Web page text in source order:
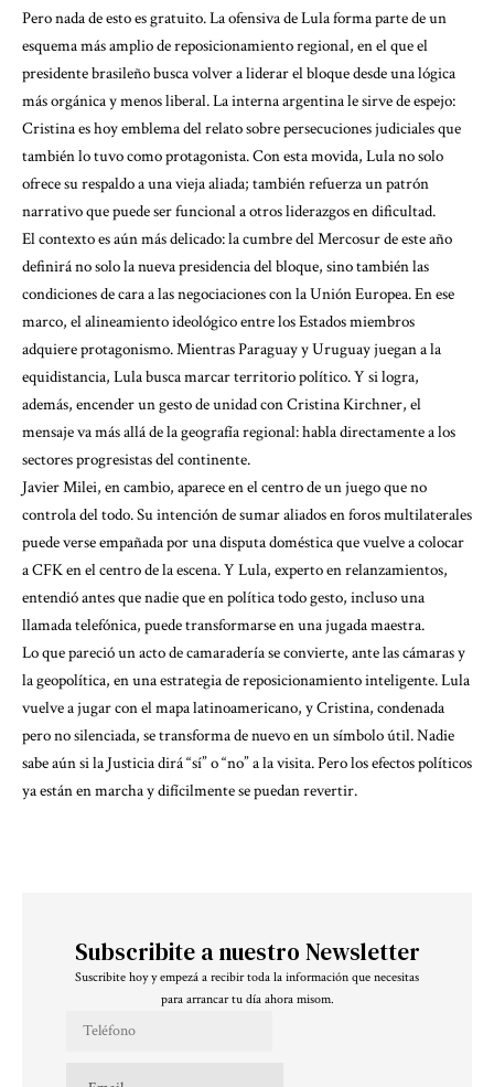
Pero nada de esto es gratuito. La ofensiva de Lula forma parte de un
esquema más amplio de reposicionamiento regional, en el que el
presidente brasileño busca volver a liderar el bloque desde una lógica
más orgánica y menos liberal. La interna argentina le sirve de espejo:
Cristina es hoy emblema del relato sobre persecuciones judiciales que
también lo tuvo como protagonista. Con esta movida, Lula no solo
ofrece su respaldo a una vieja aliada; también refuerza un patrón
narrativo que puede ser funcional a otros liderazgos en dificultad.
El contexto es aún más delicado: la cumbre del Mercosur de este año
definirá no solo la nueva presidencia del bloque, sino también las
condiciones de cara a las negociaciones con la Unión Europea. En ese
marco, el alineamiento ideológico entre los Estados miembros
adquiere protagonismo. Mientras Paraguay y Uruguay juegan a la
equidistancia, Lula busca marcar territorio político. Y si logra,
además, encender un gesto de unidad con Cristina Kirchner, el
mensaje va más allá de la geografía regional: habla directamente a los
sectores progresistas del continente.
Javier Milei, en cambio, aparece en el centro de un juego que no
controla del todo. Su intención de sumar aliados en foros multilaterales
puede verse empañada por una disputa doméstica que vuelve a colocar
a CFK en el centro de la escena. Y Lula, experto en relanzamientos,
entendió antes que nadie que en política todo gesto, incluso una
llamada telefónica, puede transformarse en una jugada maestra.
Lo que pareció un acto de camaradería se convierte, ante las cámaras y
la geopolítica, en una estrategia de reposicionamiento inteligente. Lula
vuelve a jugar con el mapa latinoamericano, y Cristina, condenada
pero no silenciada, se transforma de nuevo en un símbolo útil. Nadie
sabe aún si la Justicia dirá “sí” o “no” a la visita. Pero los efectos políticos
ya están en marcha y difícilmente se puedan revertir.
Subscribite a nuestro Newsletter
Suscribite hoy y empezá a recibir toda la información que necesitas
para arrancar tu día ahora misom.